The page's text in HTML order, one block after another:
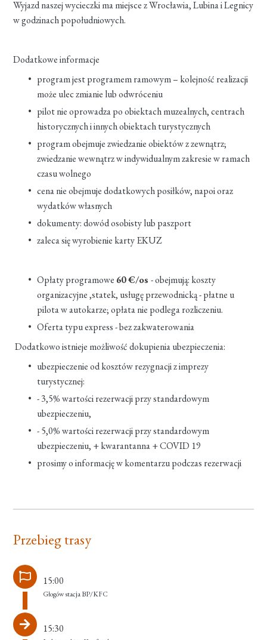
Wyjazd naszej wycieczki ma miejsce z Wrocławia, Lubina i Legnicy
w godzinach popołudniowych.
Dodatkowe informacje
program jest programem ramowym – kolejność realizacji
może ulec zmianie lub odwróceniu
pilot nie oprowadza po obiektach muzealnych, centrach
historycznych i innych obiektach turystycznych
program obejmuje zwiedzanie obiektów z zewnątrz;
zwiedzanie wewnątrz w indywidualnym zakresie w ramach
czasu wolnego
cena nie obejmuje dodatkowych posiłków, napoi oraz
wydatków własnych
dokumenty: dowód osobisty lub paszport
zaleca się wyrobienie karty EKUZ
Opłaty programowe 60 €/os- obejmują: koszty
organizacyjne ,statek, usługę przewodnicką - płatne u
pilota w autokarze; opłata nie podlega rozliczeniu.
Oferta typu express - bez zakwaterowania
Dodatkowo istnieje możliwość dokupienia ubezpieczenia:
ubezpieczenie od kosztów rezygnacji z imprezy
turystycznej:
- 3,5% wartości rezerwacji przy standardowym
ubezpieczeniu,
- 5,0% wartości rezerwacji przy standardowym
ubezpieczeniu, + kwarantanna + COVID 19
prosimy o informację w komentarzu podczas rezerwacji
Przebieg trasy
15:00
Głogów stacja BP/KFC
15:30